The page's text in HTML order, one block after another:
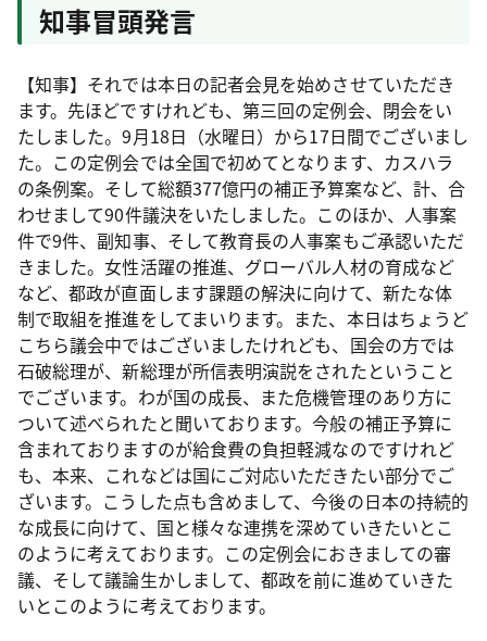
知事冒頭発言
【知事】それでは本日の記者会見を始めさせていただき
ます。先ほどですけれども、第三回の定例会、閉会をい
たしました。9月18日（水曜日）から17日間でございまし
た。この定例会では全国で初めてとなります、カスハラ
の条例案。そして総額377億円の補正予算案など、計、合
わせまして90件議決をいたしました。このほか、人事案
件で9件、副知事、そして教育長の人事案もご承認いただ
きました。女性活躍の推進、グローバル人材の育成など
など、都政が直面します課題の解決に向けて、新たな体
制で取組を推進をしてまいります。また、本日はちょうど
こちら議会中ではございましたけれども、国会の方では
石破総理が、新総理が所信表明演説をされたということ
でございます。わが国の成長、また危機管理のあり方に
ついて述べられたと聞いております。今般の補正予算に
含まれておりますのが給食費の負担軽減なのですけれど
も、本来、これなどは国にご対応いただきたい部分でご
ざいます。こうした点も含めまして、今後の日本の持続的
な成長に向けて、国と様々な連携を深めていきたいとこ
のように考えております。この定例会におきましての審
議、そして議論生かしまして、都政を前に進めていきた
いとこのように考えております。